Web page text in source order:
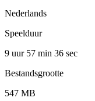
Nederlands
Speelduur
9 uur 57 min 36 sec
Bestandsgrootte
547 MB